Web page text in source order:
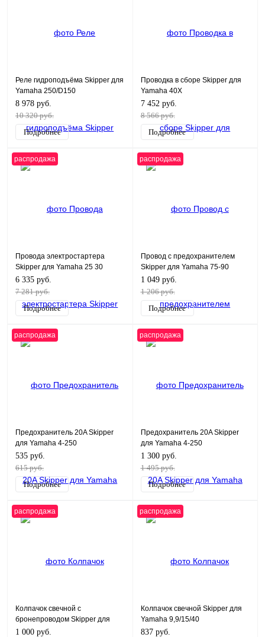
Реле гидроподъёма Skipper для
Yamaha 250/D150
8 978 руб.
10 320 руб.
Подробнее
Проводка в сборе Skipper для
Yamaha 40X
7 452 руб.
8 566 руб.
Подробнее
распродажа
Провода электростартера
Skipper для Yamaha 25 30
6 335 руб.
7 281 руб.
Подробнее
распродажа
Провод с предохранителем
Skipper для Yamaha 75-90
1 049 руб.
1 206 руб.
Подробнее
распродажа
Предохранитель 20A Skipper
для Yamaha 4-250
535 руб.
615 руб.
Подробнее
распродажа
Предохранитель 20A Skipper
для Yamaha 4-250
1 300 руб.
1 495 руб.
Подробнее
распродажа
Колпачок свечной с
бронепроводом Skipper для
Yamaha 9,9/15/40
1 000 руб.
распродажа
Колпачок свечной Skipper для
Yamaha 9,9/15/40
837 руб.